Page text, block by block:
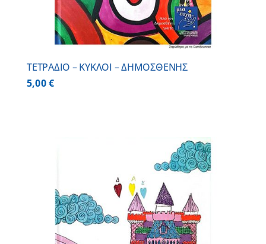
ΤΕΤΡΑΔΙΟ – ΚΥΚΛΟΙ – ΔΗΜΟΣΘΕΝΗΣ
5,00€